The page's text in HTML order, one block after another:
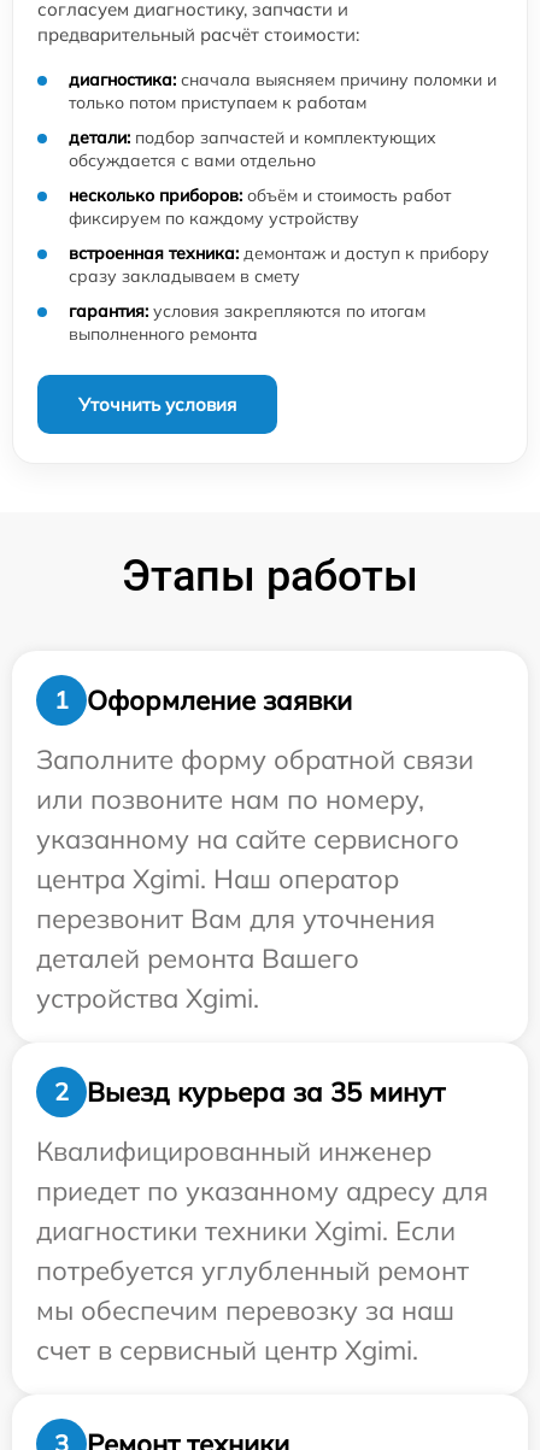
согласуем диагностику, запчасти и
предварительный расчёт стоимости:
диагностика: сначала выясняем причину поломки и
только потом приступаем к работам
детали: подбор запчастей и комплектующих
обсуждается с вами отдельно
несколько приборов: объём и стоимость работ
фиксируем по каждому устройству
встроенная техника: демонтаж и доступ к прибору
сразу закладываем в смету
гарантия: условия закрепляются по итогам
выполненного ремонта
Уточнить условия
Этапы работы
1
Оформление заявки
Заполните форму обратной связи
или позвоните нам по номеру,
указанному на сайте сервисного
центра Xgimi. Наш оператор
перезвонит Вам для уточнения
деталей ремонта Вашего
устройства Xgimi.
2
Выезд курьера за 35 минут
Квалифицированный инженер
приедет по указанному адресу для
диагностики техники Xgimi. Если
потребуется углубленный ремонт
мы обеспечим перевозку за наш
счет в сервисный центр Xgimi.
3